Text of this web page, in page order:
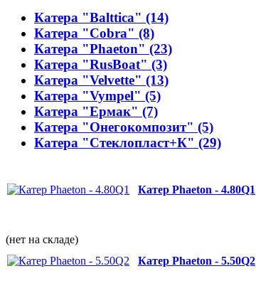
Катера "Balttica" (14)
Катера "Cobra" (8)
Катера "Phaeton" (23)
Катера "RusBoat" (3)
Катера "Velvette" (13)
Катера "Vympel" (5)
Катера "Ермак" (7)
Катера "Онегокомпозит" (5)
Катера "Стеклопласт+К" (29)
Катер Phaeton - 4.80Q1
(нет на складе)
Катер Phaeton - 5.50Q2